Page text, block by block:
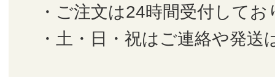
・ご注文は24時間受付してお
・土・日・祝はご連絡や発送